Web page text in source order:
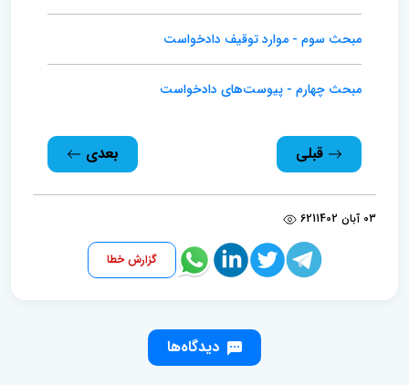
مبحث سوم - موارد توقیف دادخواست
مبحث چهارم - پیوست‌های دادخواست
قبلی بعدی
03 آبان 1402 621
گزارش خطا
دیدگاه‌ها